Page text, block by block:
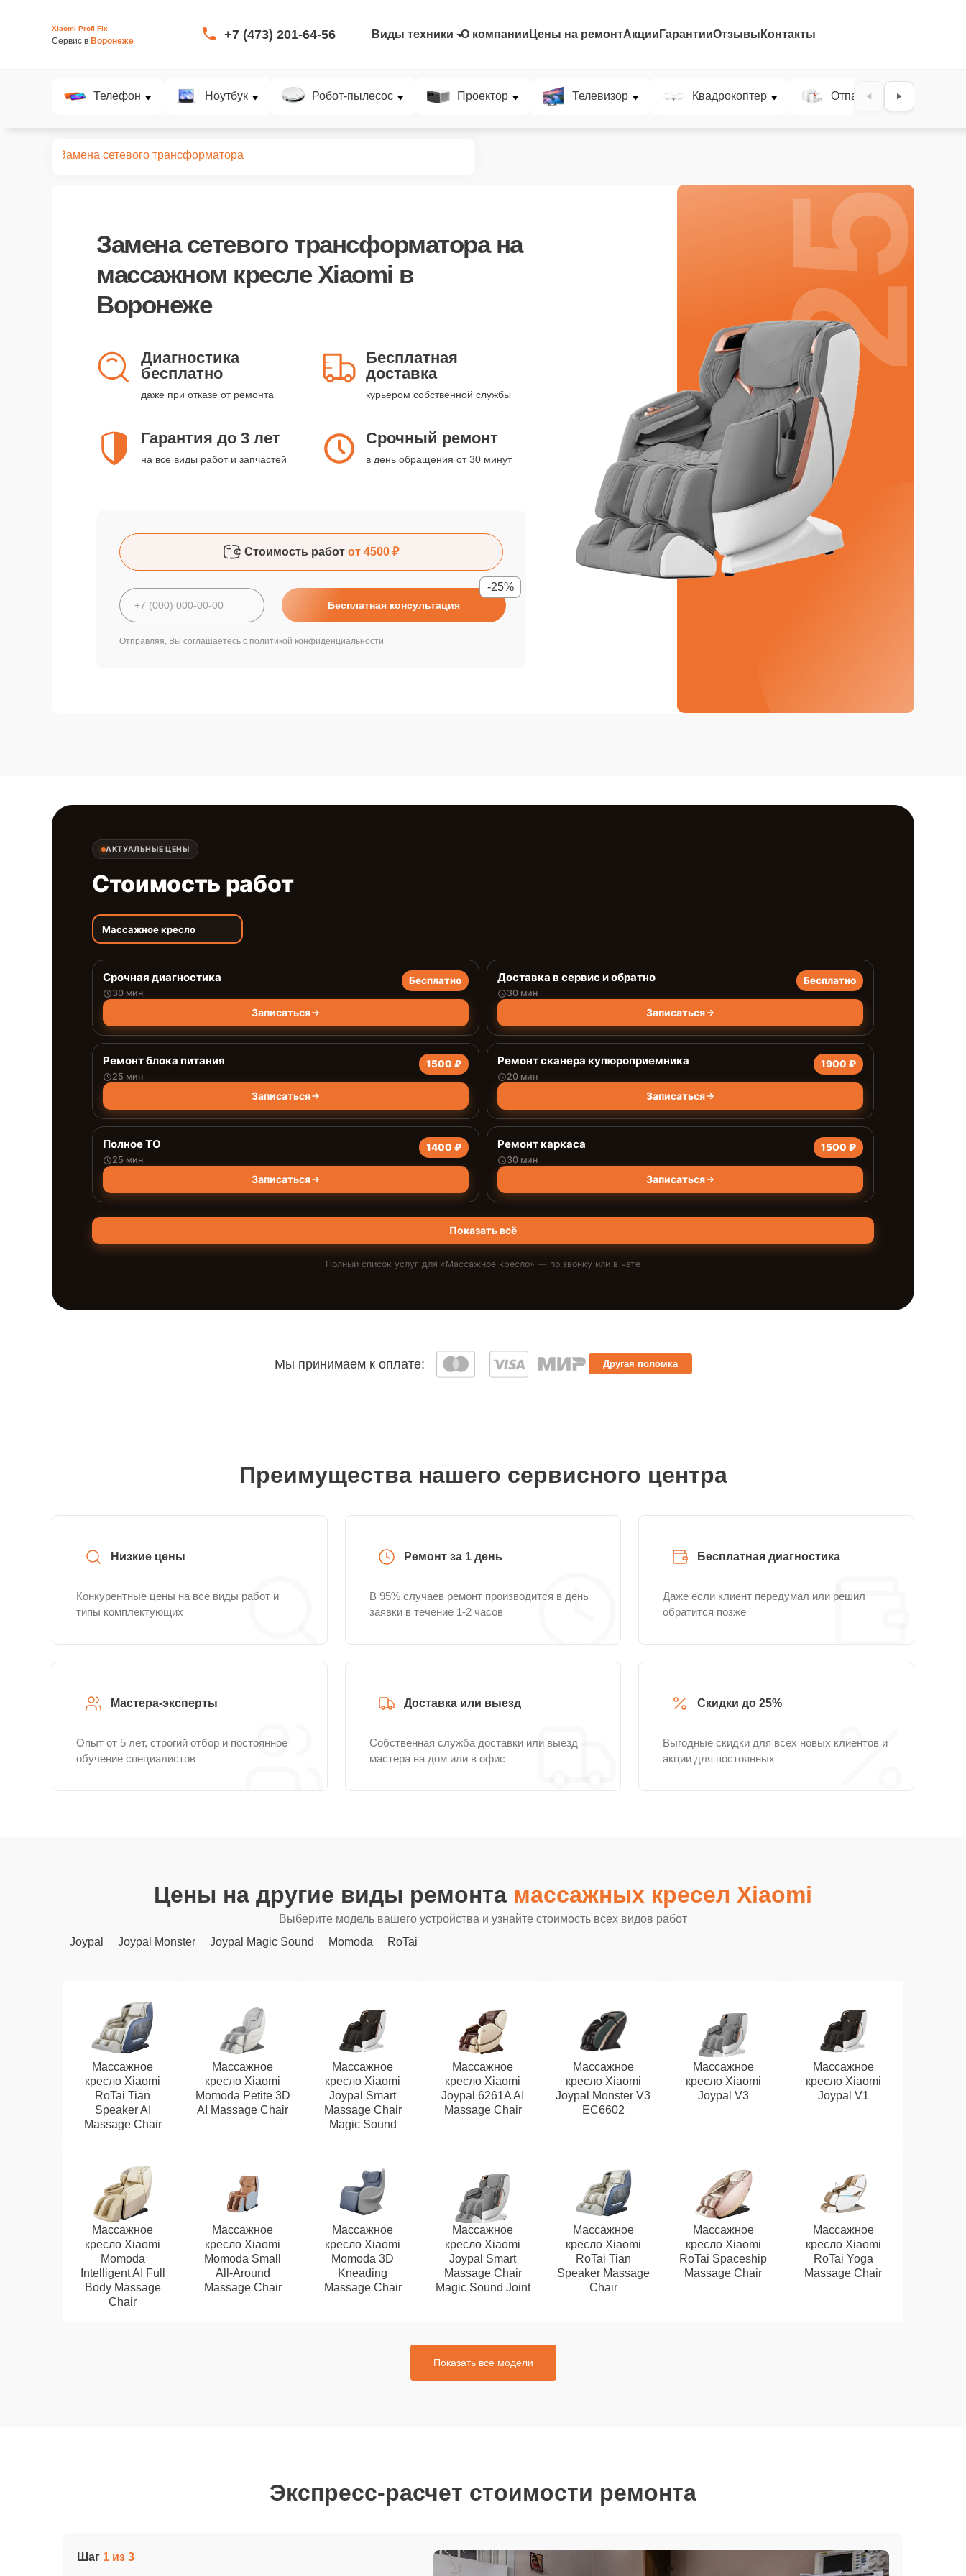
Xiaomi Profi Fix
Сервис в Воронеже +7 (473) 201-64-56 Виды техники О компании Цены на ремонтАкции ГарантииОтзывы Контакты
Телефон Ноутбук Робот-пылесос Проектор Телевизор Квадрокоптер Отпариватель
Замена сетевого трансформатора
Замена сетевого трансформаторана
массажном кресле Xiaomi в
Воронеже
Диагностика
бесплатно
даже при отказе от ремонта
Бесплатная
доставка
курьером собственной службы
Гарантия до 3 лет
на все виды работ и запчастей
Срочный ремонт
в день обращения от 30 минут
Стоимость работ от 4500 ₽
Бесплатная консультация
-25%
Отправляя, Вы соглашаетесь с политикой конфиденциальности
25%
АКТУАЛЬНЫЕ ЦЕНЫ
Стоимость работ
Массажное кресло
Срочная диагностика
30 мин
Бесплатно
Записаться
Доставка в сервис и обратно
30 мин
Бесплатно
Записаться
Ремонт блока питания
25 мин
1500 ₽
Записаться
Ремонт сканера купюроприемника
20 мин
1900 ₽
Записаться
Полное ТО
25 мин
1400 ₽
Записаться
Ремонт каркаса
30 мин
1500 ₽
Записаться
Показать всё
Полный список услуг для «Массажное кресло» — по звонку или в чате
Мы принимаем к оплате: Другая поломка
Преимущества нашего сервисного центра
Низкие цены
Конкурентные цены на все виды работ и
типы комплектующих
Ремонт за 1 день
В 95% случаев ремонт производится в день
заявки в течение 1-2 часов
Бесплатная диагностика
Даже если клиент передумал или решил
обратится позже
Мастера-эксперты
Опыт от 5 лет, строгий отбор и постоянное
обучение специалистов
Доставка или выезд
Собственная служба доставки или выезд
мастера на дом или в офис
Скидки до 25%
Выгодные скидки для всех новых клиентов и
акции для постоянных
Цены на другие виды ремонта массажных кресел Xiaomi
Выберите модель вашего устройства и узнайте стоимость всех видов работ
Joypal
Joypal Monster Joypal Magic Sound Momoda RoTai
Массажное
кресло Xiaomi
RoTai Tian
Speaker AI
Massage Chair
Массажное
кресло Xiaomi
Momoda Petite 3D
AI Massage Chair
Массажное
кресло Xiaomi
Joypal Smart
Massage Chair
Magic Sound
Массажное
кресло Xiaomi
Joypal 6261A AI
Massage Chair
Массажное
кресло Xiaomi
Joypal Monster V3
EC6602
Массажное
кресло Xiaomi
Joypal V3
Массажное
кресло Xiaomi
Joypal V1
Массажное
кресло Xiaomi
Momoda
Intelligent AI Full
Body Massage
Chair
Массажное
кресло Xiaomi
Momoda Small
All-Around
Massage Chair
Массажное
кресло Xiaomi
Momoda 3D
Kneading
Massage Chair
Массажное
кресло Xiaomi
Joypal Smart
Massage Chair
Magic Sound Joint
Массажное
кресло Xiaomi
RoTai Tian
Speaker Massage
Chair
Массажное
кресло Xiaomi
RoTai Spaceship
Massage Chair
Массажное
кресло Xiaomi
RoTai Yoga
Massage Chair
Показать все модели
Экспресс-расчет стоимости ремонта
Шаг 1 из 3